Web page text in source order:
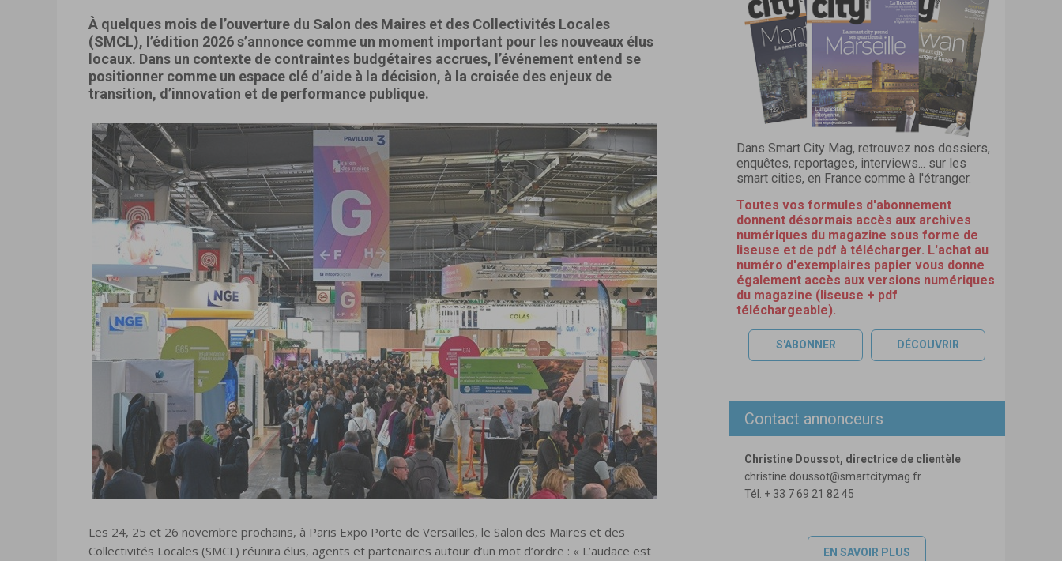
À quelques mois de l’ouverture du Salon des Maires et des Collectivités Locales
(SMCL), l’édition 2026 s’annonce comme un moment important pour les nouveaux élus
locaux. Dans un contexte de contraintes budgétaires accrues, l’événement entend se
positionner comme un espace clé d’aide à la décision, à la croisée des enjeux de
transition, d’innovation et de performance publique.
Les 24, 25 et 26 novembre prochains, à Paris Expo Porte de Versailles, le Salon des Maires et des
Collectivités Locales (SMCL) réunira élus, agents et partenaires autour d’un mot d’ordre : « L’audace est
Dans Smart City Mag, retrouvez nos dossiers,
enquêtes, reportages, interviews... sur les
smart cities, en France comme à l'étranger.
Toutes vos formules d'abonnement
donnent désormais accès aux archives
numériques du magazine sous forme de
liseuse et de pdf à télécharger. L'achat au
numéro d'exemplaires papier vous donne
également accès aux versions numériques
du magazine (liseuse + pdf
téléchargeable).
S'ABONNER DÉCOUVRIR
Contact annonceurs
Christine Doussot, directrice de clientèle
christine.doussot@smartcitymag.fr
Tél. + 33 7 69 21 82 45
EN SAVOIR PLUS